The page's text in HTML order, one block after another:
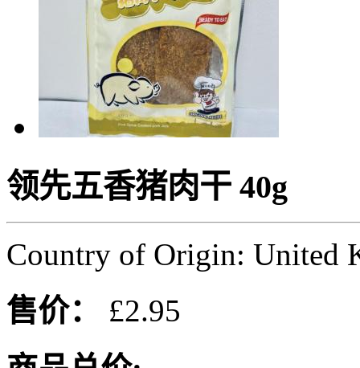
领先五香猪肉干 40g
Country of Origin: United
售价：
£2.95